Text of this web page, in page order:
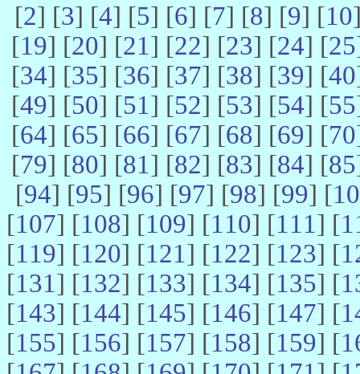
[2] [3] [4] [5] [6] [7] [8] [9] [10
[19] [20] [21] [22] [23] [24] [25
[34] [35] [36] [37] [38] [39] [40
[49] [50] [51] [52] [53] [54] [55
[64] [65] [66] [67] [68] [69] [70
[79] [80] [81] [82] [83] [84] [85
[94] [95] [96] [97] [98] [99] [
[107] [108] [109] [110] [111] [
[119] [120] [121] [122] [123] [
[131] [132] [133] [134] [135] [
[143] [144] [145] [146] [147] [
[155] [156] [157] [158] [159] [